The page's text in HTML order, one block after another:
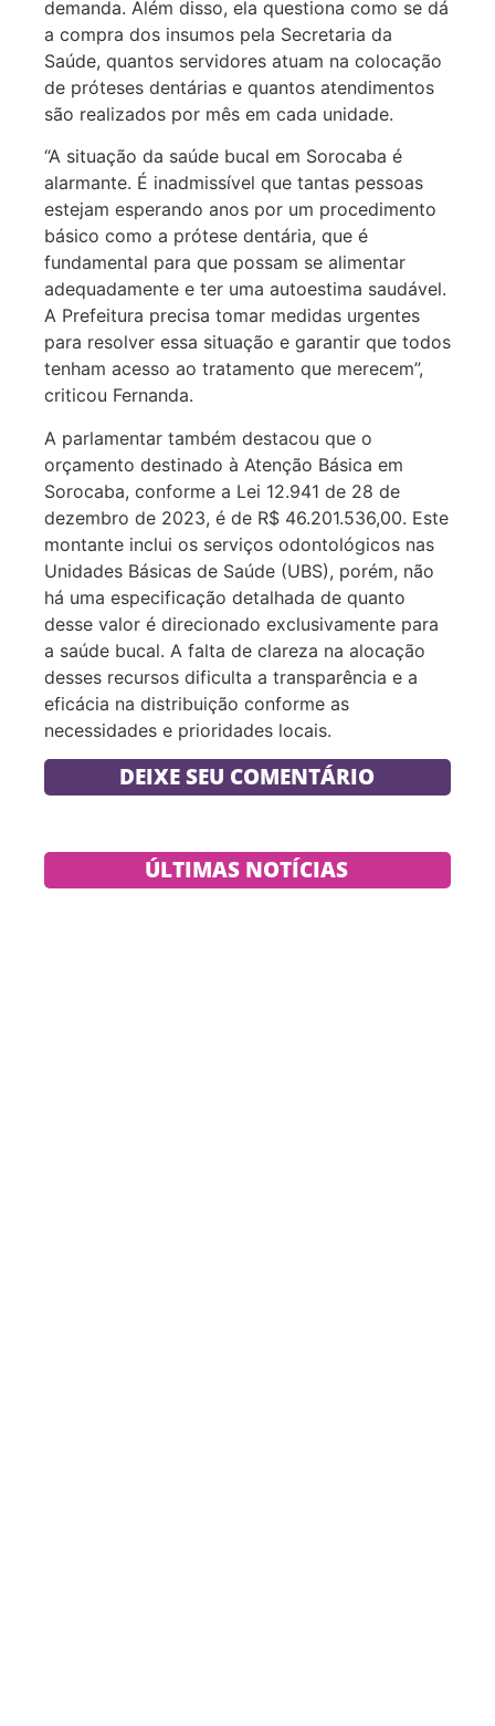
demanda. Além disso, ela questiona como se dá
a compra dos insumos pela Secretaria da
Saúde, quantos servidores atuam na colocação
de próteses dentárias e quantos atendimentos
são realizados por mês em cada unidade.
“A situação da saúde bucal em Sorocaba é
alarmante. É inadmissível que tantas pessoas
estejam esperando anos por um procedimento
básico como a prótese dentária, que é
fundamental para que possam se alimentar
adequadamente e ter uma autoestima saudável.
A Prefeitura precisa tomar medidas urgentes
para resolver essa situação e garantir que todos
tenham acesso ao tratamento que merecem”,
criticou Fernanda.
A parlamentar também destacou que o
orçamento destinado à Atenção Básica em
Sorocaba, conforme a Lei 12.941 de 28 de
dezembro de 2023, é de R$ 46.201.536,00. Este
montante inclui os serviços odontológicos nas
Unidades Básicas de Saúde (UBS), porém, não
há uma especificação detalhada de quanto
desse valor é direcionado exclusivamente para
a saúde bucal. A falta de clareza na alocação
desses recursos dificulta a transparência e a
eficácia na distribuição conforme as
necessidades e prioridades locais.
DEIXE SEU COMENTÁRIO
ÚLTIMAS NOTÍCIAS